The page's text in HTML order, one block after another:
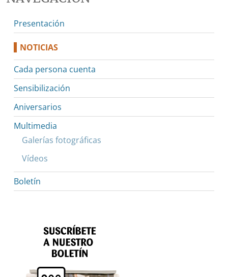
Presentación
NOTICIAS
Cada persona cuenta
Sensibilización
Aniversarios
Multimedia
Galerías fotográficas
Vídeos
Boletín